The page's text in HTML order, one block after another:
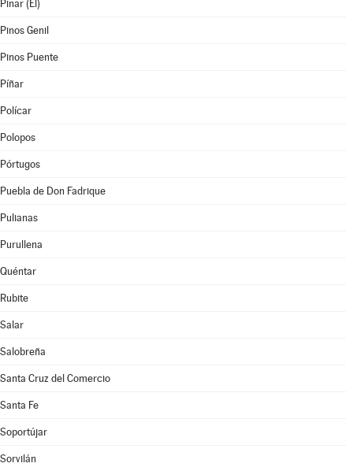
Pinar (El)
Pinos Genil
Pinos Puente
Píñar
Polícar
Polopos
Pórtugos
Puebla de Don Fadrique
Pulianas
Purullena
Quéntar
Rubite
Salar
Salobreña
Santa Cruz del Comercio
Santa Fe
Soportújar
Sorvilán